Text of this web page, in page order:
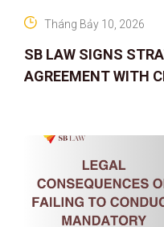
SB LAW SIGNS
AGREEMENT WITH
Tháng Bảy 10, 2026